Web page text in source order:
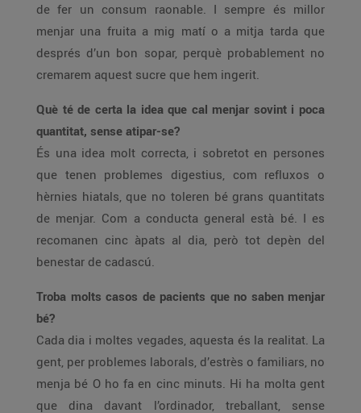
de fer un consum raonable. I sempre és millor
menjar una fruita a mig matí o a mitja tarda que
després d’un bon sopar, perquè probablement no
cremarem aquest sucre que hem ingerit.
Què té de certa la idea que cal menjar sovint i poca
quantitat, sense atipar-se?
És una idea molt correcta, i sobretot en persones
que tenen problemes digestius, com refluxos o
hèrnies hiatals, que no toleren bé grans quantitats
de menjar. Com a conducta general està bé. I es
recomanen cinc àpats al dia, però tot depèn del
benestar de cadascú.
Troba molts casos de pacients que no saben menjar
bé?
Cada dia i moltes vegades, aquesta és la realitat. La
gent, per problemes laborals, d’estrès o familiars, no
menja bé O ho fa en cinc minuts. Hi ha molta gent
que dina davant l’ordinador, treballant, sense